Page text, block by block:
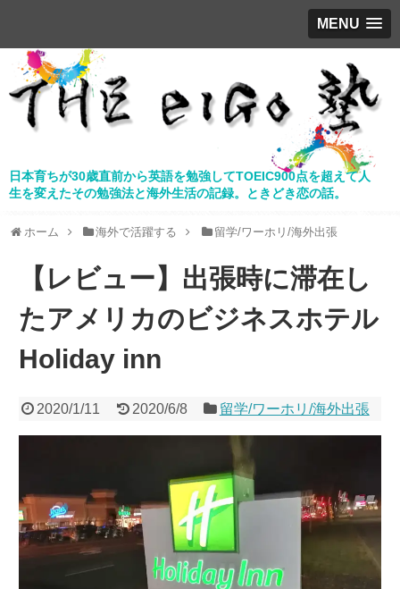
MENU
日本育ちが30歳直前から英語を勉強してTOEIC900点を超えて人
生を変えたその勉強法と海外生活の記録。ときどき恋の話。
ホーム 海外で活躍する 留学/ワーホリ/海外出張
【レビュー】出張時に滞在し
たアメリカのビジネスホテル
Holiday inn
2020/1/11 2020/6/8 留学/ワーホリ/海外出張